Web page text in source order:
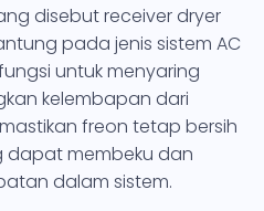
disebut receiver dryer
pada jenis sistem AC
untuk menyaring
kelembapan dari
freon tetap bersih
dapat membeku dan
dalam sistem.